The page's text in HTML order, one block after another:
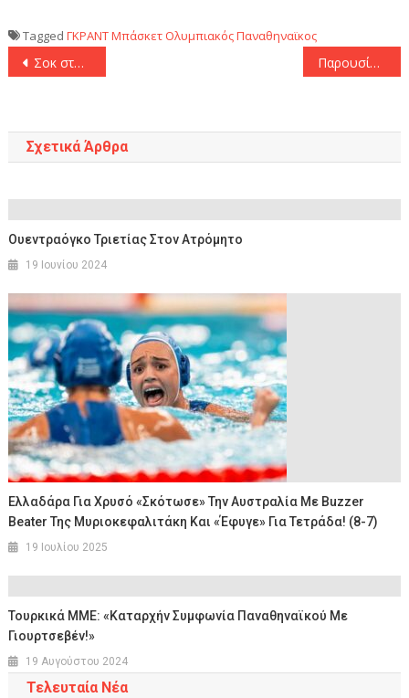
Tagged ΓΚΡΑΝΤΜπάσκετ ΟλυμπιακόςΠαναθηναϊκος
Πλοήγηση
Σοκ στον Παναθηναϊκό με τον Γιουρτσεβέν: Κάταγμα υπέστη ο Τούρκος σέντερ 1-2 μήνες εκτός! Παρουσία Αλαφούζου και Ηλιόπουλου η συνεδρίαση της Επιτροπής Επαγγελματικού Ποδοσφαίρου
Σχετικά Άρθρα
Ουεντραόγκο Τριετίας Στον Ατρόμητο
19 Ιουνίου 2024
Ελλαδάρα Για Χρυσό «σκότωσε» Την Αυστραλία Με Buzzer
Beater Της Μυριοκεφαλιτάκη Και «έφυγε» Για Τετράδα! (8-7)
19 Ιουλίου 2025
Τουρκικά ΜΜΕ: «Καταρχήν Συμφωνία Παναθηναϊκού Με
Γιουρτσεβέν!»
19 Αυγούστου 2024
Τελευταία Νέα